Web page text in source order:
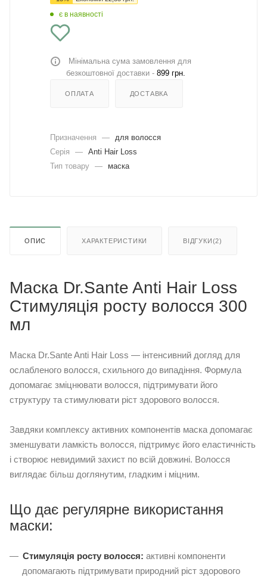
є в наявності
Мінімальна сума замовлення для
безкоштовної доставки - 899 грн.
ОПЛАТА ДОСТАВКА
Призначення —
для волосся
Серія
— Anti Hair Loss
Тип товару — маска
ОПИС ХАРАКТЕРИСТИКИ ВІДГУКИ(2)
Маска Dr.Sante Anti Hair Loss
Стимуляція росту волосся 300
мл
Маска Dr.Sante Anti Hair Loss — інтенсивний догляд для
ослабленого волосся, схильного до випадіння. Формула
допомагає зміцнювати волосся, підтримувати його
структуру та стимулювати ріст здорового волосся.
Завдяки комплексу активних компонентів маска допомагає
зменшувати ламкість волосся, підтримує його еластичність
і створює невидимий захист по всій довжині. Волосся
виглядає більш доглянутим, гладким і міцним.
Що дає регулярне використання
маски:
Стимуляція росту волосся: активні компоненти
допомагають підтримувати природний ріст здорового